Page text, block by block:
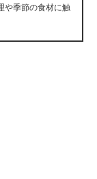
や季節の食材に触